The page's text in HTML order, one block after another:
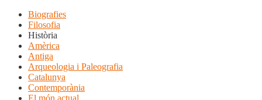
Biografies
Filosofia
Història
Amèrica
Antiga
Arqueologia i Paleografia
Catalunya
Contemporània
El món actual